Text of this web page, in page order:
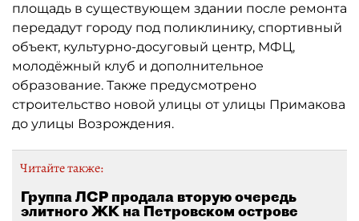
площадь в существующем здании после ремонта
передадут городу под поликлинику, спортивный
объект, культурно-досуговый центр, МФЦ,
молодёжный клуб и дополнительное
образование. Также предусмотрено
строительство новой улицы от улицы Примакова
до улицы Возрождения.
Читайте также:
Группа ЛСР продала вторую очередь
элитного ЖК на Петровском острове